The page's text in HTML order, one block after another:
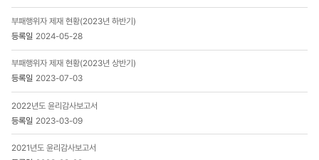
번호,
제목,
등록일,
첨부파일
부패행위자 제재 현황(2023년 하반기)
2024-05-28
부패행위자 제재 현황(2023년 상반기)
2023-07-03
2022년도 윤리감사보고서
2023-03-09
2021년도 윤리감사보고서